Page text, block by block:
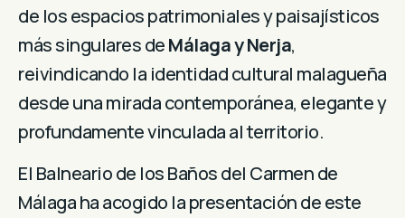
de los espacios patrimoniales y paisajísticos
más singulares deMálaga y Nerja,
reivindicando la identidad cultural malagueña
desde una mirada contemporánea, elegante y
profundamente vinculada al territorio.
El Balneario de los Baños del Carmen de
Málaga ha acogido la presentación de este